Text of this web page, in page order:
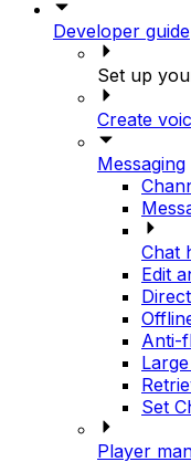
Developer guide
Set up
Create
Messaging
Chat
Edit
Anti-
Set
Player